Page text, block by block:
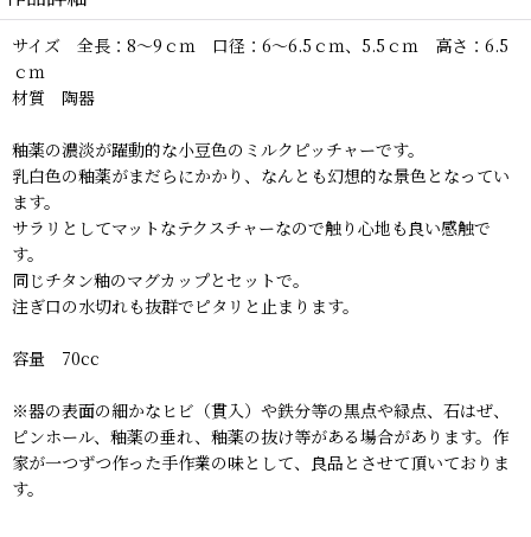
サイズ 全長：8〜9ｃｍ 口径：6〜6.5ｃｍ、5.5ｃｍ 高さ：6.5
ｃｍ
材質 陶器
釉薬の濃淡が躍動的な小豆色のミルクピッチャーです。
乳白色の釉薬がまだらにかかり、なんとも幻想的な景色となってい
ます。
サラリとしてマットなテクスチャーなので触り心地も良い感触で
す。
同じチタン釉のマグカップとセットで。
注ぎ口の水切れも抜群でピタリと止まります。
容量 70cc
※器の表面の細かなヒビ（貫入）や鉄分等の黒点や緑点、石はぜ、
ピンホール、釉薬の垂れ、釉薬の抜け等がある場合があります。作
家が一つずつ作った手作業の味として、良品とさせて頂いておりま
す。